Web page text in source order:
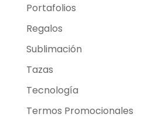
Portafolios
Regalos
Sublimación
Tazas
Tecnología
Termos Promocionales